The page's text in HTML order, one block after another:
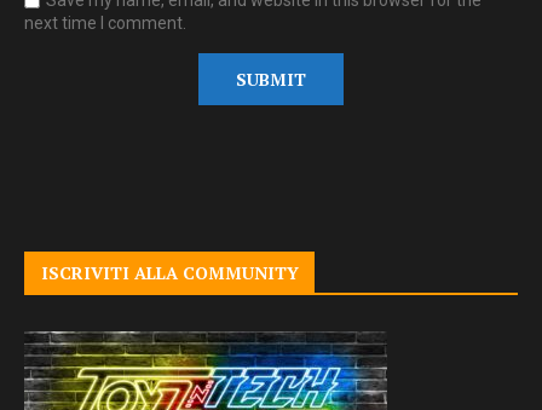
next time I comment.
ISCRIVITI ALLA COMMUNITY